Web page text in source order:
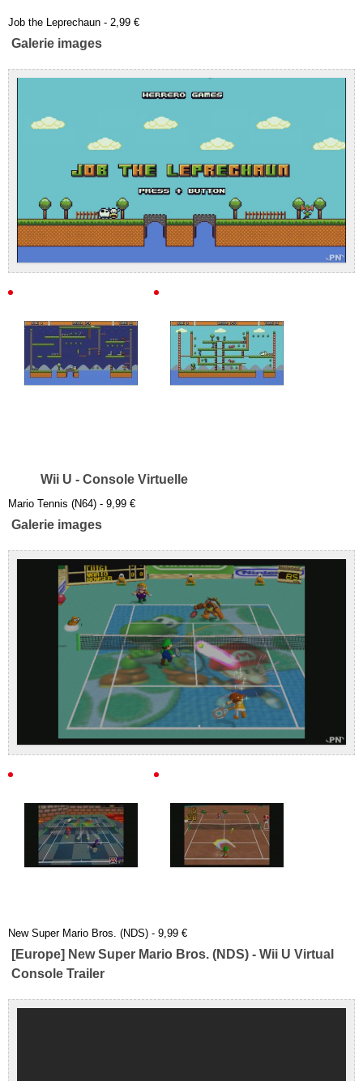
Job the Leprechaun - 2,99 €
Galerie images
Wii U - Console Virtuelle
Mario Tennis (N64) - 9,99 €
Galerie images
New Super Mario Bros. (NDS) - 9,99 €
[Europe] New Super Mario Bros. (NDS) - Wii U Virtual
Console Trailer